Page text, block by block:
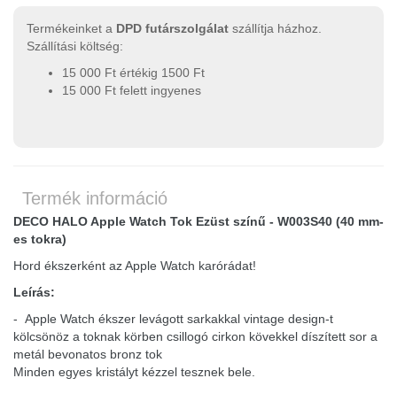
Termékeinket a DPD futárszolgálat szállítja házhoz.
Szállítási költség:
15 000 Ft értékig 1500 Ft
15 000 Ft felett ingyenes
Termék információ
DECO HALO Apple Watch Tok Ezüst színű - W003S40 (40 mm-
es tokra)
Hord ékszerként az Apple Watch karórádat!
Leírás:
- Apple Watch ékszer levágott sarkakkal vintage design-t
kölcsönöz a toknak körben csillogó cirkon kövekkel díszített sor a
metál bevonatos bronz tok
Minden egyes kristályt kézzel tesznek bele.